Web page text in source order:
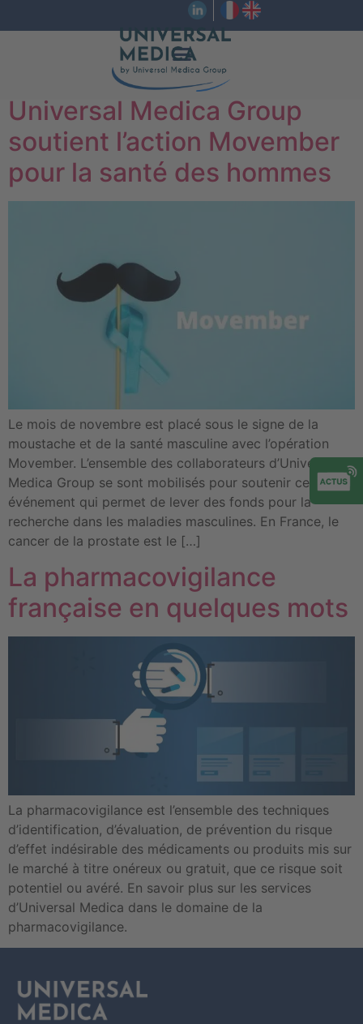
Universal Medica Group
soutient l’action Movember
pour la santé des hommes
Le mois de novembre est placé sous le signe de la
moustache et de la santé masculine avec l’opération
Movember. L’ensemble des collaborateurs d’Universal
Medica Group se sont mobilisés pour soutenir cet
événement qui permet de lever des fonds pour la
recherche dans les maladies masculines. En France, le
cancer de la prostate est le […]
La pharmacovigilance
française en quelques mots
La pharmacovigilance est l’ensemble des techniques
d’identification, d’évaluation, de prévention du risque
d’effet indésirable des médicaments ou produits mis sur
le marché à titre onéreux ou gratuit, que ce risque soit
potentiel ou avéré. En savoir plus sur les services
d’Universal Medica dans le domaine de la
pharmacovigilance.